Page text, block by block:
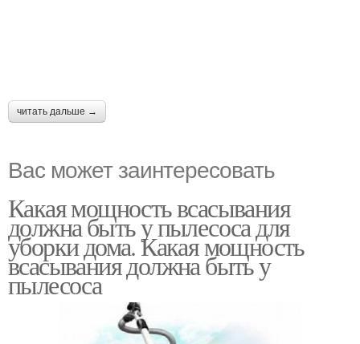
читать дальше →
Вас может заинтересовать
Какая мощность всасывания
должна быть у пылесоса для
уборки дома. Какая мощность
всасывания должна быть у
пылесоса